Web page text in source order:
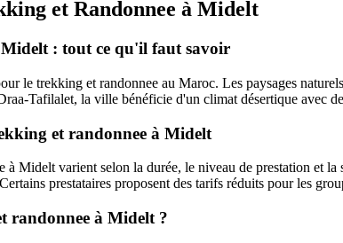
et Randonnee à Midelt
: tout ce qu'il faut savoir
le trekking et randonnee au Maroc. Les paysages
Tafilalet, la ville bénéficie d'un climat désertique avec
et randonnee à Midelt
Midelt varient selon la durée, le niveau de prestation et
prestataires proposent des tarifs réduits pour les
randonnee à Midelt ?